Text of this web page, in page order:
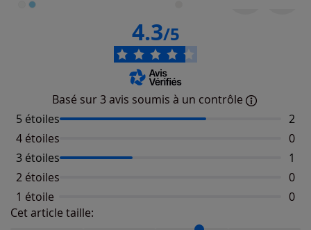
4.3/5
Basé sur 3 avis soumis à un contrôle
5 étoiles
2
4 étoiles
0
3 étoiles
1
2 étoiles
0
1 étoile
0
Cet article taille:
Répartition du taillant selon les avis clients